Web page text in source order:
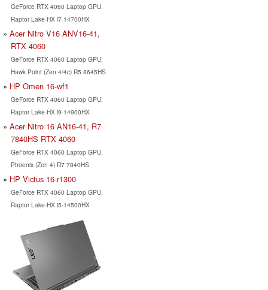
GeForce RTX 4060 Laptop GPU,
Raptor Lake-HX i7-14700HX
Acer Nitro V16 ANV16-41,
RTX 4060
GeForce RTX 4060 Laptop GPU,
Hawk Point (Zen 4/4c) R5 8645HS
HP Omen 16-wf1
GeForce RTX 4060 Laptop GPU,
Raptor Lake-HX i9-14900HX
Acer Nitro 16 AN16-41, R7
7840HS RTX 4060
GeForce RTX 4060 Laptop GPU,
Phoenix (Zen 4) R7 7840HS
HP Victus 16-r1300
GeForce RTX 4060 Laptop GPU,
Raptor Lake-HX i5-14500HX